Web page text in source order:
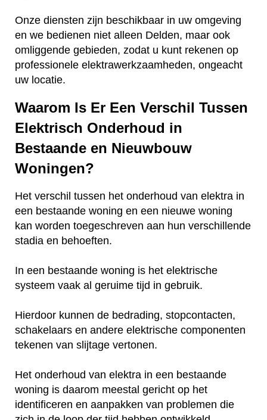
Onze diensten zijn beschikbaar in uw omgeving
en we bedienen niet alleen Delden, maar ook
omliggende gebieden, zodat u kunt rekenen op
professionele elektrawerkzaamheden, ongeacht
uw locatie.
Waarom Is Er Een Verschil Tussen
Elektrisch Onderhoud in
Bestaande en Nieuwbouw
Woningen?
Het verschil tussen het onderhoud van elektra in
een bestaande woning en een nieuwe woning
kan worden toegeschreven aan hun verschillende
stadia en behoeften.
In een bestaande woning is het elektrische
systeem vaak al geruime tijd in gebruik.
Hierdoor kunnen de bedrading, stopcontacten,
schakelaars en andere elektrische componenten
tekenen van slijtage vertonen.
Het onderhoud van elektra in een bestaande
woning is daarom meestal gericht op het
identificeren en aanpakken van problemen die